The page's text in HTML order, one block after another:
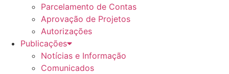
Parcelamento de Contas
Aprovação de Projetos
Autorizações
Publicações
Notícias e Informação
Comunicados